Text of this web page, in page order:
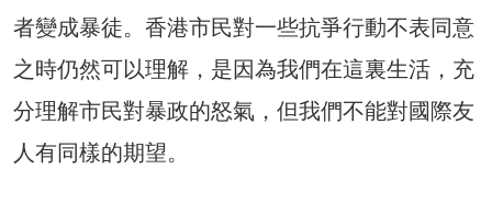
者變成暴徒。香港市民對一些抗爭行動不表同意
之時仍然可以理解，是因為我們在這裏生活，充
分理解市民對暴政的怒氣，但我們不能對國際友
人有同樣的期望。